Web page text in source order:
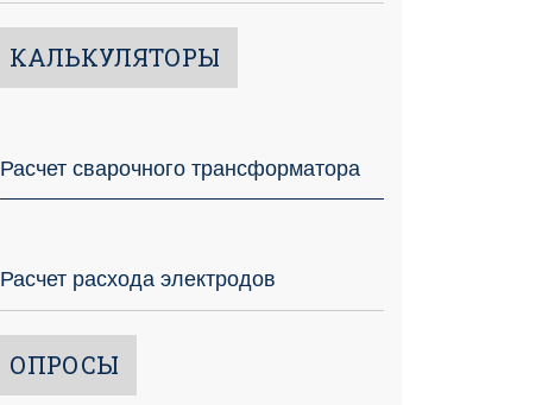
КАЛЬКУЛЯТОРЫ
Расчет сварочного трансформатора
Расчет расхода электродов
ОПРОСЫ